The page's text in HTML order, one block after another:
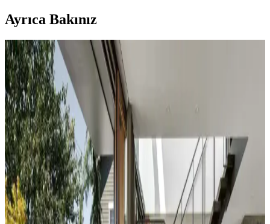
Ayrıca Bakınız
Koltuk ve Aksesuar Sandalyelerde Renk Uyumu ve
Dekorasyonda Görsel Denge Sağlama Yöntemleri
Koltuk ve aksesuar sandalyelerde renk uyumsuzluğu görsel rekabete
yol açabilir. Halı, perde, yastık ve mobilya yerleşimi ile renkler
dengelenerek mekanın estetik bütünlüğü sağlanır.
Duvar Rengiyle Uyumlu Perde Seçimi: Yeşil,
Turuncu ve Kahverenginin Mekâna Etkisi
Duvar rengine uyumlu perde seçimi, mekânın atmosferini belirler.
Yeşil tonlar doğal sakinlik sunarken, turuncu ve kahverengi sıcaklık
katar. Kalın keten ve karartma perdeler ışık kontrolünde avantaj
sağlar.